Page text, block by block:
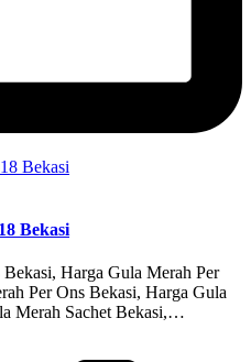
Bekasi
Harga Gula Merah Per
Per Ons Bekasi, Harga Gula
Merah Sachet Bekasi,…